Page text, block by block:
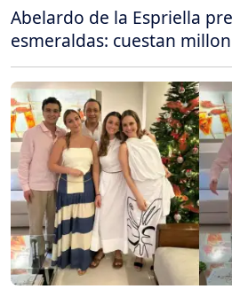
Abelardo de la Espriella
esmeraldas: cuestan